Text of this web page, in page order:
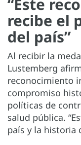
“Este
recibe el
del país”
Al recibir la
Lustemberg
reconocimiento
compromiso
políticas de
salud pública.
país y la historia